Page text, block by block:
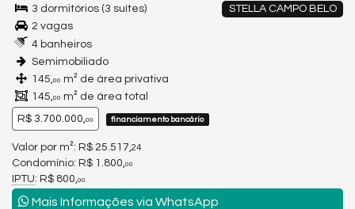
STELLA CAMPO BELO
3 dormitórios (3 suítes)
2 vagas
4 banheiros
Semimobiliado
145,00 m² de área privativa
145,00 m² de área total
R$ 3.700.000,00 financiamento bancário
Valor por m²: R$ 25.517, 24
Condomínio: R$ 1.800, 00
IPTU: R$ 800, 00
Mais Informações via WhatsApp